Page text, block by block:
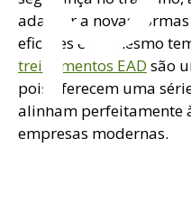
adaptar a novas
eficazes e ao mesmo
treinamentos EAD são
pois oferecem uma
alinham perfeitamente
empresas modernas.